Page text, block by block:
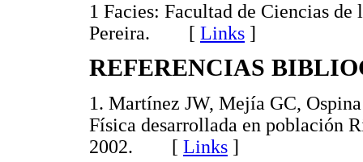
1 Facies: Facultad de Ciencias
Pereira. [ Links ]
REFERENCIAS
1. Martínez JW, Mejía GC,
Física desarrollada en población
2002. [ Links ]